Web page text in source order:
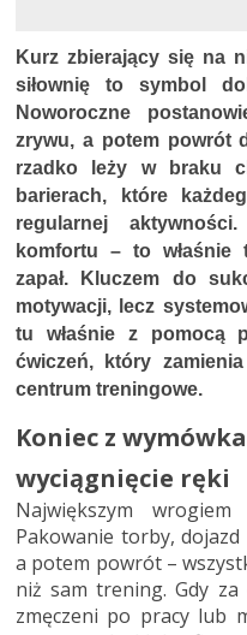
Kurz zbierający się na
siłownię to symbol
Noworoczne
zrywu, a potem powrót
rzadko leży w braku
barierach, które
regularnej
komfortu – to właśnie
zapał. Kluczem do
motywacji, lecz
tu właśnie z pomocą
ćwiczeń, który
centrum treningowe.
Koniec z
wyciągnięcie ręki
Największym
Pakowanie torby,
a potem powrót –
niż sam trening. Gdy za
zmęczeni po pracy lub